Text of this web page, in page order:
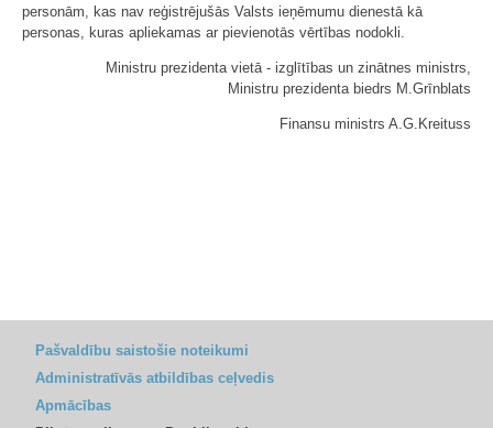
personām, kas nav reģistrējušās Valsts ieņēmumu dienestā kā
personas, kuras apliekamas ar pievienotās vērtības nodokli.
Ministru prezidenta vietā - izglītības un zinātnes ministrs,
Ministru prezidenta biedrs M.Grīnblats
Finansu ministrs A.G.Kreituss
Pašvaldību saistošie noteikumi
Administratīvās atbildības ceļvedis
Apmācības